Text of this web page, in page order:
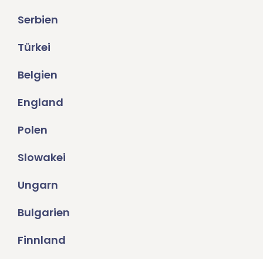
Serbien
Türkei
Belgien
England
Polen
Slowakei
Ungarn
Bulgarien
Finnland